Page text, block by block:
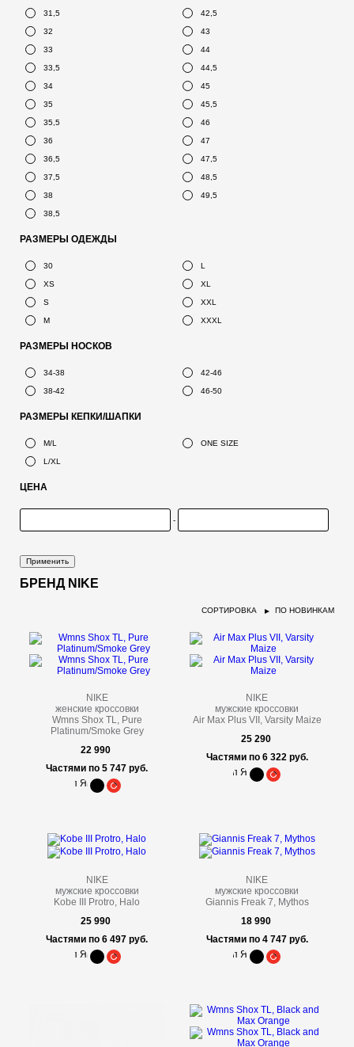
31,5
32
33
33,5
34
35
35,5
36
36,5
37,5
38
38,5
42,5
43
44
44,5
45
45,5
46
47
47,5
48,5
49,5
РАЗМЕРЫ ОДЕЖДЫ
30
XS
S
M
L
XL
XXL
XXXL
РАЗМЕРЫ НОСКОВ
34-38
38-42
42-46
46-50
РАЗМЕРЫ КЕПКИ/ШАПКИ
M/L
L/XL
ONE SIZE
ЦЕНА
-
Применить
БРЕНД NIKE
СОРТИРОВКА ПО НОВИНКАМ
NIKE
женские кроссовки
Wmns Shox TL, Pure
Platinum/Smoke Grey
22 990
Частями по 5 747 руб.
NIKE
мужские кроссовки
Air Max Plus VII, Varsity Maize
25 290
Частями по 6 322 руб.
NIKE
мужские кроссовки
Kobe III Protro, Halo
25 990
Частями по 6 497 руб.
NIKE
мужские кроссовки
Giannis Freak 7, Mythos
18 990
Частями по 4 747 руб.